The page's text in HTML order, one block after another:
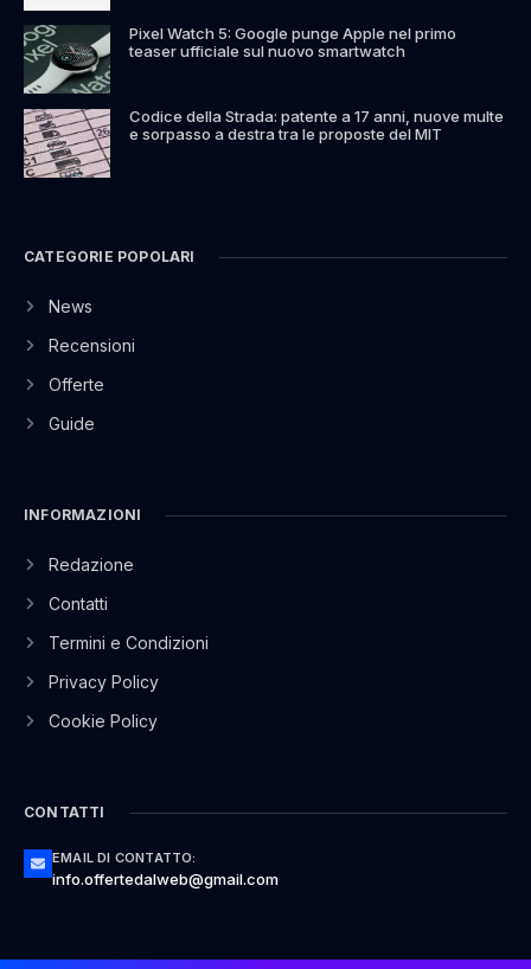
Pixel Watch 5: Google punge Apple nel primo
teaser ufficiale sul nuovo smartwatch
Codice della Strada: patente a 17 anni, nuove multe
e sorpasso a destra tra le proposte del MIT
CATEGORIE POPOLARI
News
Recensioni
Offerte
Guide
INFORMAZIONI
Redazione
Contatti
Termini e Condizioni
Privacy Policy
Cookie Policy
CONTATTI
EMAIL DI CONTATTO:
info.offertedalweb@gmail.com